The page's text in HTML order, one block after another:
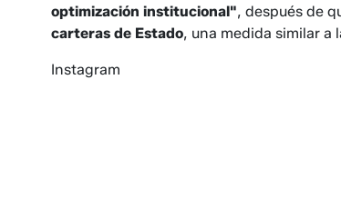
optimización institucional", después de
carteras de Estado, una medida similar a
Instagram